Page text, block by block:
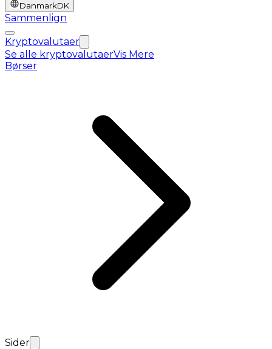
DanmarkDK
Sammenlign
Kryptovalutaer
Se alle kryptovalutaerVis Mere
Børser
Sider